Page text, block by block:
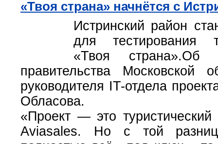
«Твоя страна» начнётся с
Истринский район
для тестирования
«Твоя страна».Об
правительства Московской
руководителя IT-отдела
Обласова.
«Проект — это туристический
Aviasales. Но с той